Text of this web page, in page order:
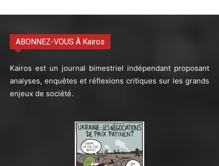
ABONNEZ-VOUS À Kairos
Kairos est un journal bimestriel indépendant proposant
analyses, enquêtes et réflexions critiques sur les grands
enjeux de société.